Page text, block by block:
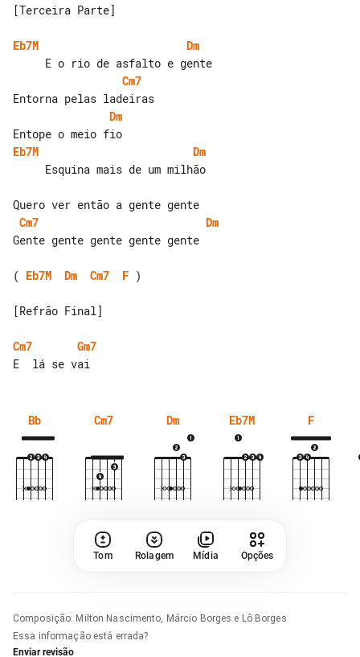
[Terceira Parte]
Eb7M
Dm
Cm7
Dm
Eb7M
Dm
Cm7
Dm
Gente gente gente gente gente
( Eb7M Dm Cm7 F )
[Refrão Final]
Cm7
Gm7
Bb Cm7 Dm Eb7M F
Tom Rolagem Mídia Opções
Composição: Milton Nascimento, Márcio Borges e Lô Borges
Essa informação está errada?
Enviar revisão